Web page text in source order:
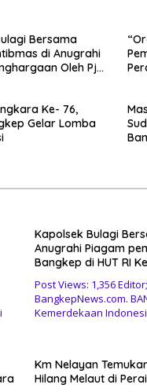
Bersama
di Anugrahi
Oleh Pj
Ke- 76,
Gelar Lomba
Kapolsek Bulagi
Anugrahi Piagam
Bangkep di HUT RI
Post Views: 1,356
BangkepNews.com.
Kemerdekaan
Km Nelayan
Hilang Melaut di